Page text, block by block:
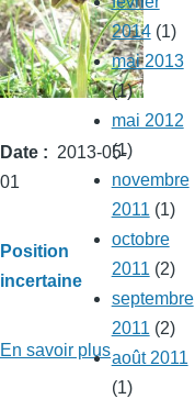
Date
2013-05-
01
Position
incertaine
En savoir plussur
Ophrys
2014(1)
mai 2013
(1)
mai 2012
(1)
novembre
2011(1)
octobre
2011(2)
septembre
2011(2)
août 2011
(1)